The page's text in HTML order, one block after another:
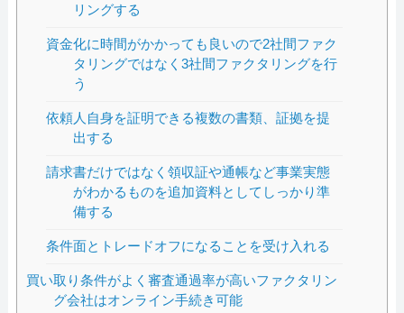
リングする
資金化に時間がかかっても良いので2社間ファク
タリングではなく3社間ファクタリングを行
う
依頼人自身を証明できる複数の書類、証拠を提
出する
請求書だけではなく領収証や通帳など事業実態
がわかるものを追加資料としてしっかり準
備する
条件面とトレードオフになることを受け入れる
買い取り条件がよく審査通過率が高いファクタリン
グ会社はオンライン手続き可能